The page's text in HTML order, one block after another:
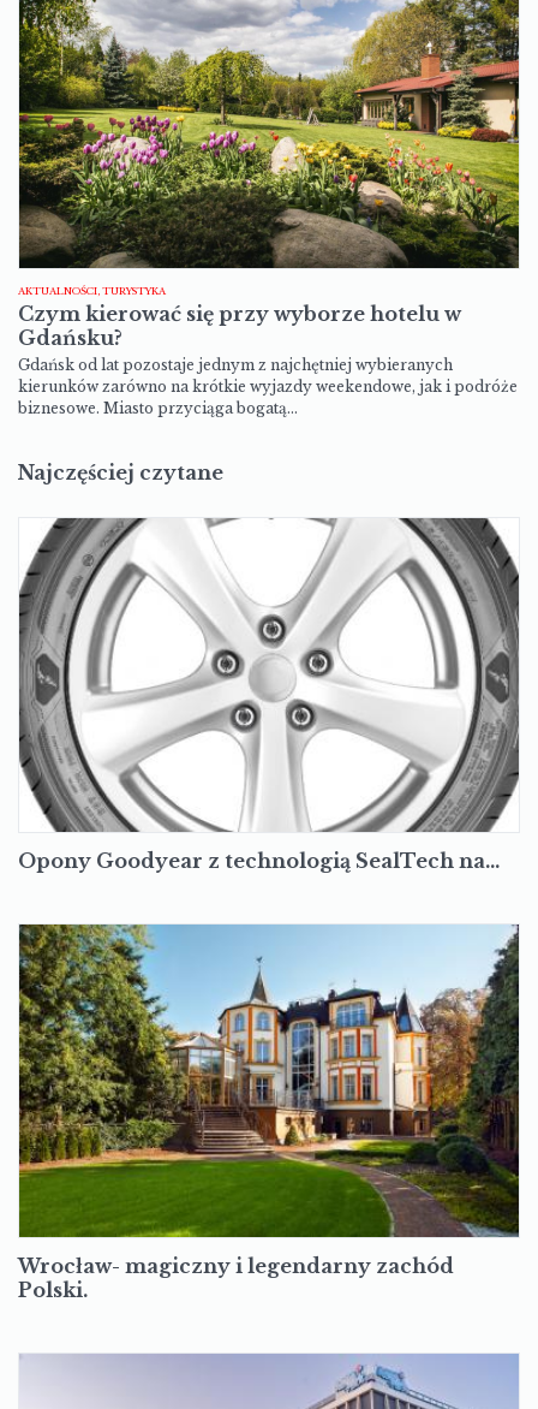
AKTUALNOŚCI, TURYSTYKA
Czym kierować się przy wyborze hotelu w
Gdańsku?
Gdańsk od lat pozostaje jednym z najchętniej wybieranych
kierunków zarówno na krótkie wyjazdy weekendowe, jak i podróże
biznesowe. Miasto przyciąga bogatą…
Najczęściej czytane
Opony Goodyear z technologią SealTech na…
Wrocław- magiczny i legendarny zachód
Polski.